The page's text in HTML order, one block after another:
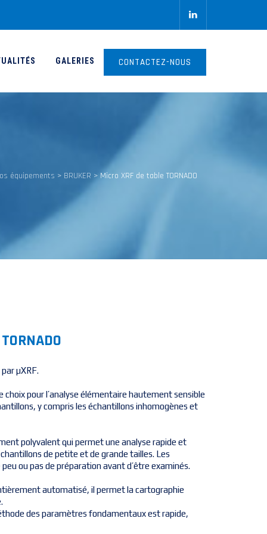
CONTACTEZ-NOUS
GALERIES
équipements > BRUKER >Micro XRF de table TORNADO
µXRF.
pour l’analyse élémentaire hautement sensible
y compris les échantillons inhomogènes et
polyvalent qui permet une analyse rapide et
de petite et de grande tailles. Les
ou pas de préparation avant d’être examinés.
automatisé, il permet la cartographie
des paramètres fondamentaux est rapide,